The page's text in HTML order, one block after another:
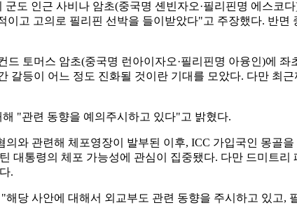
도 인근 사비나 암초(중국명 셴빈자오·필리핀명 에스코
고 고의로 필리핀 선박을 들이받았다"고 주장했다. 반
토머스 암초(중국명 런아이자오·필리핀명 아융인)에
갈등이 어느 정도 진화될 것이란 기대를 모았다. 다만 최
"관련 동향을 예의주시하고 있다"고 밝혔다.
와 관련해 체포영장이 발부된 이후, ICC 가입국인 몽골
대통령의 체포 가능성에 관심이 집중됐다. 다만 드미트
.
당 사안에 대해서 외교부도 관련 동향을 주시하고 있고,